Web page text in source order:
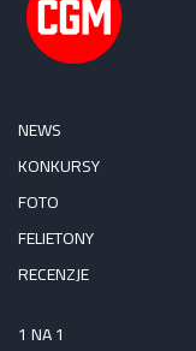
NEWS
KONKURSY
FOTO
FELIETONY
RECENZJE
1 NA 1